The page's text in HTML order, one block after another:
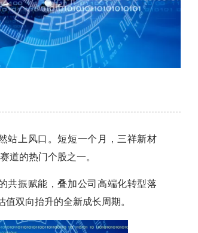
站上风口。短短一个月，三祥新材
道的热门个股之一。
共振赋能，叠加公司高端化转型落
双向抬升的全新成长周期。